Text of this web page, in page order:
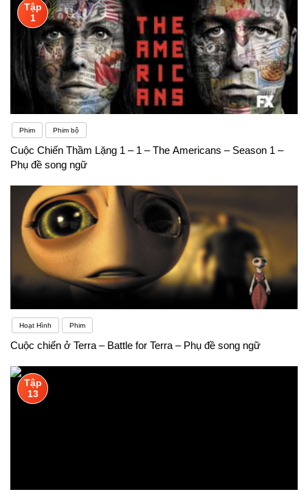
Tập
1
Phim Phim bộ
Cuộc Chiến Thầm Lặng 1 – 1 – The Americans – Season 1 –
Phụ đề song ngữ
Hoạt Hình Phim
Cuộc chiến ở Terra – Battle for Terra – Phụ đề song ngữ
Tập
13